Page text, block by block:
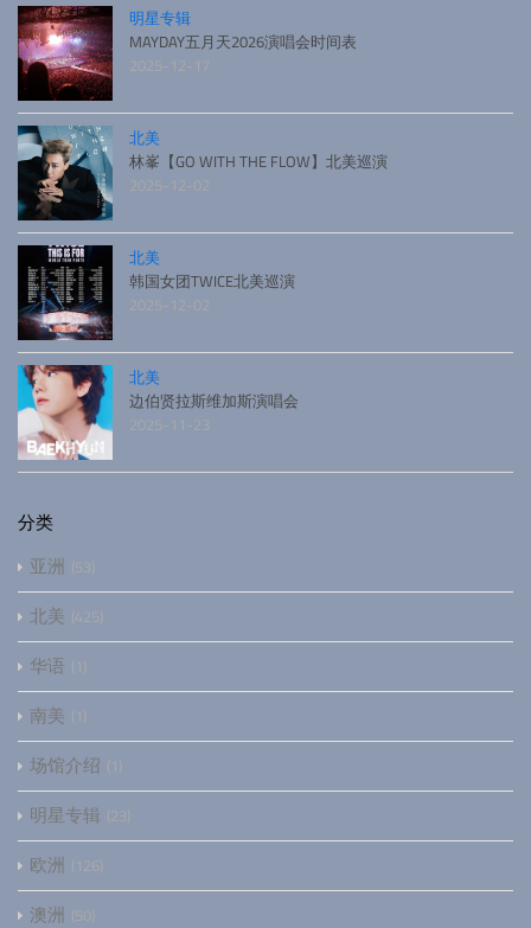
明星专辑
MAYDAY五月天2026演唱会时间表
2025-12-17
北美
林峯【GO WITH THE FLOW】北美巡演
2025-12-02
北美
韩国女团TWICE北美巡演
2025-12-02
北美
边伯贤拉斯维加斯演唱会
2025-11-23
分类
亚洲 53
北美 425
华语 1
南美 1
场馆介绍 1
明星专辑 23
欧洲 126
澳洲 50